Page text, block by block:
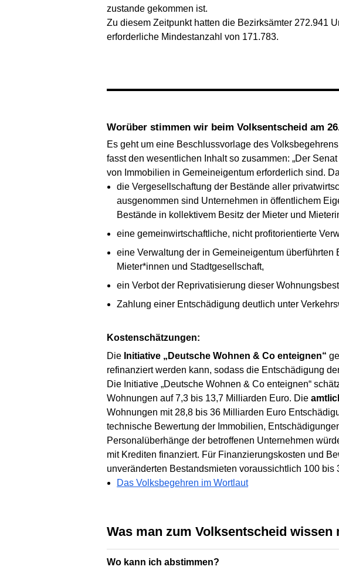
zustande gekommen ist.
Zu diesem Zeitpunkt hatten die Bezirksämter 272.941
erforderliche Mindestanzahl von 171.783.
Worüber stimmen wir beim Volksentscheid am
Es geht um eine Beschlussvorlage des
fasst den wesentlichen Inhalt so zusammen: „Der
von Immobilien in Gemeineigentum erforderlich sind.
die Vergesellschaftung der Bestände aller
ausgenommen sind Unternehmen in öffentlichem
Bestände in kollektivem Besitz der Mieter und
eine gemeinwirtschaftliche, nicht profitorientierte
eine Verwaltung der in Gemeineigentum
Mieter*innen und Stadtgesellschaft,
ein Verbot der Reprivatisierung dieser
Zahlung einer Entschädigung deutlich unter
Kostenschätzungen:
Die Initiative „Deutsche Wohnen & Co enteignen“
refinanziert werden kann, sodass die Entschädigung
Die Initiative „Deutsche Wohnen & Co enteignen“
Wohnungen auf 7,3 bis 13,7 Milliarden Euro. Die
Wohnungen mit 28,8 bis 36 Milliarden Euro
technische Bewertung der Immobilien,
Personalüberhänge der betroffenen Unternehmen
mit Krediten finanziert. Für Finanzierungskosten und
unveränderten Bestandsmieten voraussichtlich 100
Das Volksbegehren im Wortlaut
Was man zum Volksentscheid wissen
Wo kann ich abstimmen?